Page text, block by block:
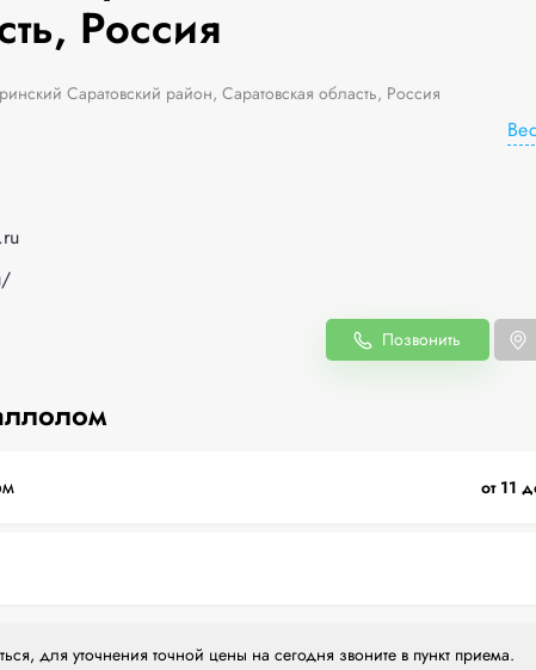
Россия
Саратовский район, Саратовская область, Россия
Позвонить
от 11
для уточнения точной цены на сегодня звоните в пункт приема.